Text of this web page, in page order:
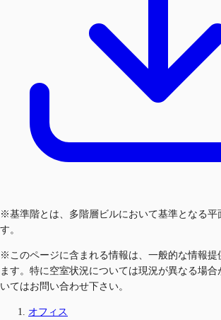
※基準階とは、多階層ビルにおいて基準となる平
す。
※このページに含まれる情報は、一般的な情報提
ます。特に空室状況については現況が異なる場
いてはお問い合わせ下さい。
オフィス